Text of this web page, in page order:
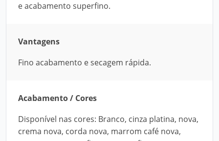
e acabamento superfino.
Vantagens
Fino acabamento e secagem rápida.
Acabamento / Cores
Disponível nas cores: Branco, cinza platina, nova,
crema nova, corda nova, marrom café nova,